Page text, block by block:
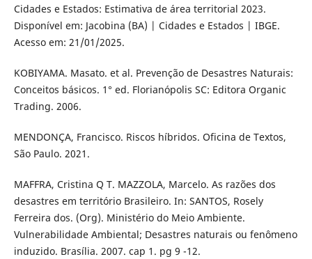
Cidades e Estados: Estimativa de área territorial 2023.
Disponível em: Jacobina (BA) | Cidades e Estados | IBGE.
Acesso em: 21/01/2025.
KOBIYAMA. Masato. et al. Prevenção de Desastres Naturais:
Conceitos básicos. 1° ed. Florianópolis SC: Editora Organic
Trading. 2006.
MENDONÇA, Francisco. Riscos híbridos. Oficina de Textos,
São Paulo. 2021.
MAFFRA, Cristina Q T. MAZZOLA, Marcelo. As razões dos
desastres em território Brasileiro. In: SANTOS, Rosely
Ferreira dos. (Org). Ministério do Meio Ambiente.
Vulnerabilidade Ambiental; Desastres naturais ou fenômeno
induzido. Brasília. 2007. cap 1. pg 9 -12.